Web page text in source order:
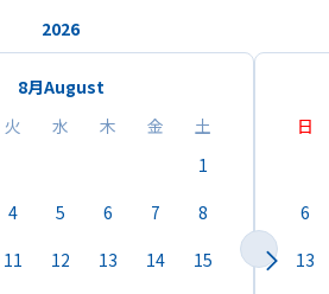
2026
8月August
火 水 木 金
土
1
4 5 6 7
8
11 12 13 14
15
日
6
13